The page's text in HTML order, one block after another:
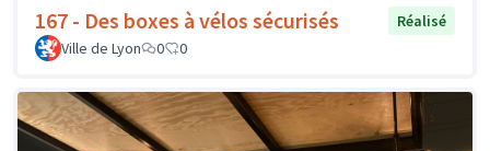
167 - Des boxes à vélos sécurisés
Réalisé
Ville de Lyon
0 0